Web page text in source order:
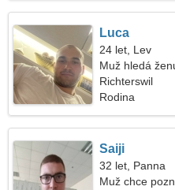
Luca
24 let, Lev
Muž hledá
Richterswil
Rodina
Saiji
32 let, Panna
Muž chce